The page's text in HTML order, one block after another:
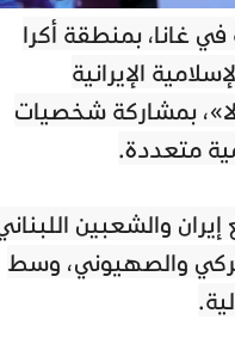
غانا، بمنطقة أكرا
الإيرانية
بمشاركة شخصيات
متعددة.
والشعبين
والصهيوني، وسط